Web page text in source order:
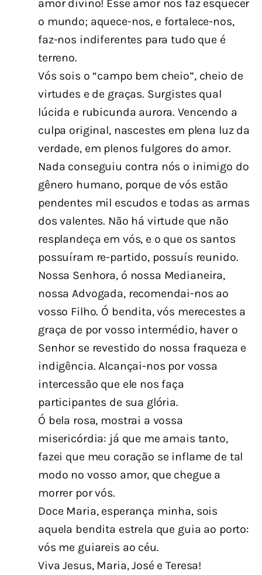
amor divino! Esse amor nos faz esquecer
o mundo; aquece-nos, e fortalece-nos,
faz-nos indiferentes para tudo que é
terreno.
Vós sois o “campo bem cheio”, cheio de
virtudes e de graças. Surgistes qual
lúcida e rubicunda aurora. Vencendo a
culpa original, nascestes em plena luz da
verdade, em plenos fulgores do amor.
Nada conseguiu contra nós o inimigo do
gênero humano, porque de vós estão
pendentes mil escudos e todas as armas
dos valentes. Não há virtude que não
resplandeça em vós, e o que os santos
possuíram re-partido, possuís reunido.
Nossa Senhora, ó nossa Medianeira,
nossa Advogada, recomendai-nos ao
vosso Filho. Ó bendita, vós merecestes a
graça de por vosso intermédio, haver o
Senhor se revestido do nossa fraqueza e
indigência. Alcançai-nos por vossa
intercessão que ele nos faça
participantes de sua glória.
Ó bela rosa, mostrai a vossa
misericórdia: já que me amais tanto,
fazei que meu coração se inflame de tal
modo no vosso amor, que chegue a
morrer por vós.
Doce Maria, esperança minha, sois
aquela bendita estrela que guia ao porto:
vós me guiareis ao céu.
Viva Jesus, Maria, José e Teresa!